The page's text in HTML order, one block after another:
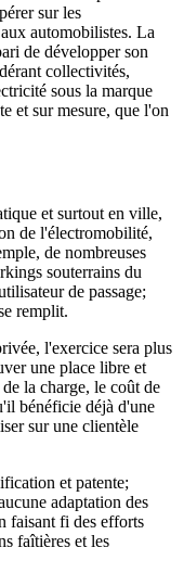
sur les
automobilistes. La
de développer son
collectivités,
sous la marque
et sur mesure, que l'on
et surtout en ville,
de l'électromobilité,
de nombreuses
souterrains du
de passage;
remplit.
l'exercice sera plus
une place libre et
la charge, le coût de
bénéficie déjà d'une
sur une clientèle
et patente;
adaptation des
faisant fi des efforts
faîtières et les